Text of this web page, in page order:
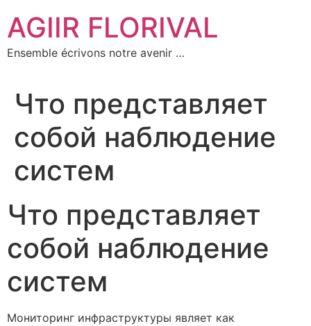
au
contenu
AGIIR FLORIVAL
Ensemble écrivons notre avenir …
Что представляет
собой наблюдение
систем
Что представляет
собой наблюдение
систем
Мониторинг инфраструктуры являет как